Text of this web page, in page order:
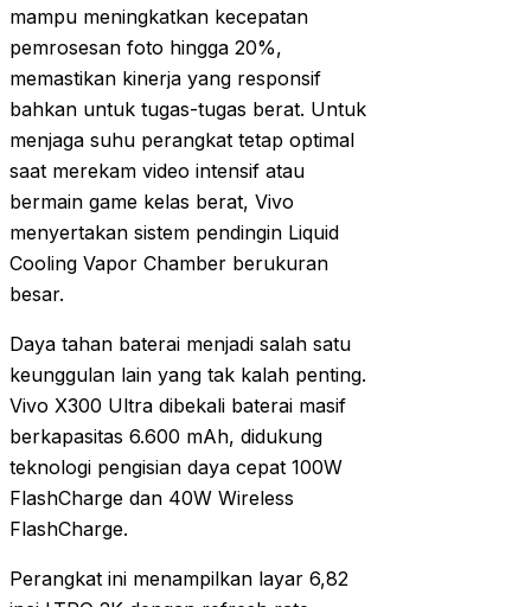
mampu meningkatkan kecepatan
pemrosesan foto hingga 20%,
memastikan kinerja yang responsif
bahkan untuk tugas-tugas berat. Untuk
menjaga suhu perangkat tetap optimal
saat merekam video intensif atau
bermain game kelas berat, Vivo
menyertakan sistem pendingin Liquid
Cooling Vapor Chamber berukuran
besar.
Daya tahan baterai menjadi salah satu
keunggulan lain yang tak kalah penting.
Vivo X300 Ultra dibekali baterai masif
berkapasitas 6.600 mAh, didukung
teknologi pengisian daya cepat 100W
FlashCharge dan 40W Wireless
FlashCharge.
Perangkat ini menampilkan layar 6,82